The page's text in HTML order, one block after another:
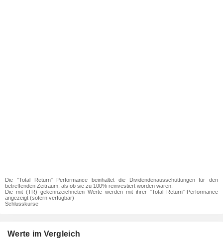
Die "Total Return" Performance beinhaltet die Dividendenausschüttungen für den
betreffenden Zeitraum, als ob sie zu 100% reinvestiert worden wären.
Die mit (TR) gekennzeichneten Werte werden mit ihrer "Total Return"-Performance
angezeigt (sofern verfügbar)
Schlusskurse
Werte im Vergleich